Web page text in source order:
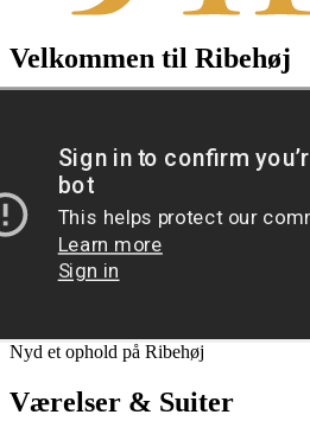
Velkommen til Ribehøj
Nyd et ophold på Ribehøj
Værelser & Suiter